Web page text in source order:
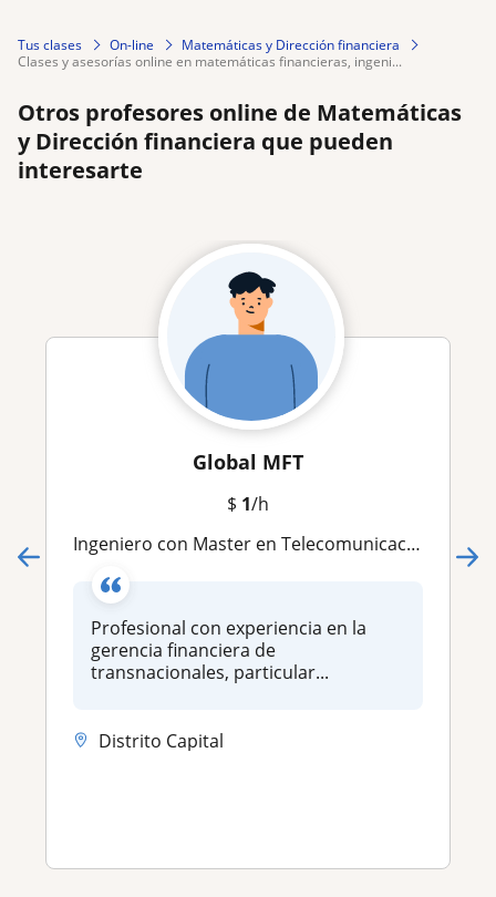
Tus clases On-line
Matemáticas y Dirección financiera
clases y asesorías online en matemáticas financieras, ingeni...
Otros profesores online de Matemáticas
y Dirección financiera que pueden
interesarte
Global MFT
$ 1/h
Ingeniero con Master en Telecomunicaciones y Finanzas
Profesional con experiencia en la
gerencia financiera de
transnacionales, particular...
Distrito Capital